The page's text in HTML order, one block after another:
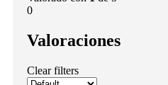
0
Valoraciones
Clear filters